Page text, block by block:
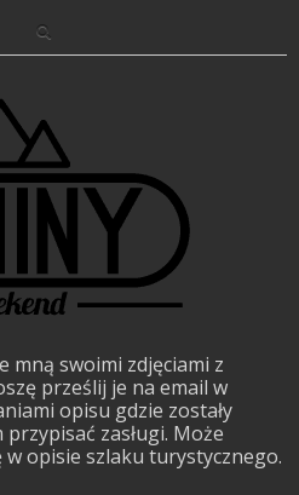
mną swoimi zdjęciami z
prześlij je na email w
opisu gdzie zostały
zasługi. Może
opisie szlaku turystycznego.